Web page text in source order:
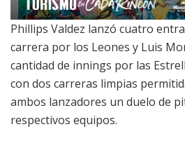
Phillips Valdez lanzó cuatro
carrera por los Leones y Luis
cantidad de innings por las
con dos carreras limpias
ambos lanzadores un duelo de
respectivos equipos.